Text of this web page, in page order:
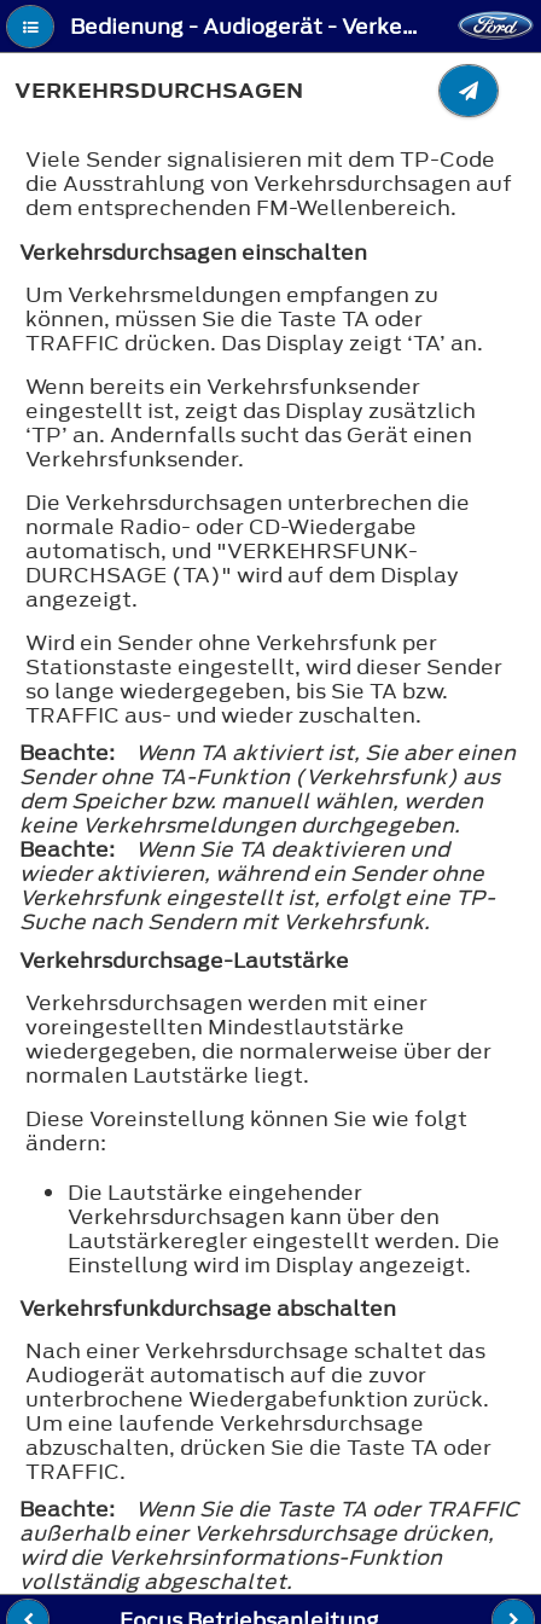
Bedienung - Audiogerät - Verkehrsdurchsagen
VERKEHRSDURCHSAGEN
Viele Sender signalisieren mit dem TP-Code
die Ausstrahlung von Verkehrsdurchsagen auf
dem entsprechenden FM-Wellenbereich.
Verkehrsdurchsagen einschalten
Um Verkehrsmeldungen empfangen zu
können, müssen Sie die Taste TA oder
TRAFFIC drücken. Das Display zeigt ‘TA’ an.
Wenn bereits ein Verkehrsfunksender
eingestellt ist, zeigt das Display zusätzlich
‘TP’ an. Andernfalls sucht das Gerät einen
Verkehrsfunksender.
Die Verkehrsdurchsagen unterbrechen die
normale Radio- oder CD-Wiedergabe
automatisch, und "VERKEHRSFUNK-
DURCHSAGE (TA)" wird auf dem Display
angezeigt.
Wird ein Sender ohne Verkehrsfunk per
Stationstaste eingestellt, wird dieser Sender
so lange wiedergegeben, bis Sie TA bzw.
TRAFFIC aus- und wieder zuschalten.
Beachte:
Wenn TA aktiviert ist, Sie aber einen
Sender ohne TA-Funktion (Verkehrsfunk) aus
dem Speicher bzw. manuell wählen, werden
keine Verkehrsmeldungen durchgegeben.
Beachte:
Wenn Sie TA deaktivieren und
wieder aktivieren, während ein Sender ohne
Verkehrsfunk eingestellt ist, erfolgt eine TP-
Suche nach Sendern mit Verkehrsfunk.
Verkehrsdurchsage-Lautstärke
Verkehrsdurchsagen werden mit einer
voreingestellten Mindestlautstärke
wiedergegeben, die normalerweise über der
normalen Lautstärke liegt.
Diese Voreinstellung können Sie wie folgt
ändern:
Die Lautstärke eingehender
Verkehrsdurchsagen kann über den
Lautstärkeregler eingestellt werden. Die
Einstellung wird im Display angezeigt.
Verkehrsfunkdurchsage abschalten
Nach einer Verkehrsdurchsage schaltet das
Audiogerät automatisch auf die zuvor
unterbrochene Wiedergabefunktion zurück.
Um eine laufende Verkehrsdurchsage
abzuschalten, drücken Sie die Taste TA oder
TRAFFIC.
Beachte:
Wenn Sie die Taste TA oder TRAFFIC
außerhalb einer Verkehrsdurchsage drücken,
wird die Verkehrsinformations-Funktion
vollständig abgeschaltet.